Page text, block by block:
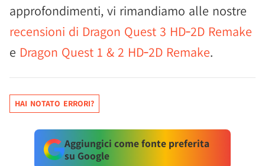
approfondimenti, vi rimandiamo alle nostre
recensioni di Dragon Quest 3 HD‑2D Remake
e Dragon Quest 1 & 2 HD‑2D Remake.
HAI NOTATO ERRORI?
Aggiungici come fonte preferita
su Google